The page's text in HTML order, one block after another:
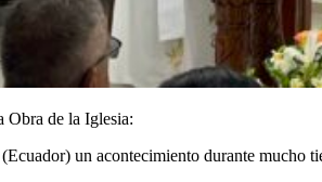
Obra de la Iglesia:
un acontecimiento durante mucho